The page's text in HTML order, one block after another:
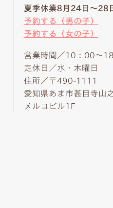
夏季休業8月24日～28
予約する（男の子）
予約する（女の子）
営業時間／10：00～
定休日／水・木曜日
住所／〒490-1111
愛知県あま市甚目寺山
メルコビル1F